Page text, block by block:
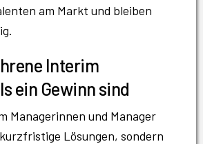
am Markt und bleiben
Interim
ein Gewinn sind
Managerinnen und Manager
Lösungen, sondern